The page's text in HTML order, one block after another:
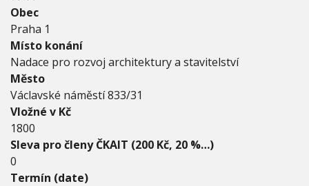
4
.
0
4
.
2
0
1
8
Obec
Praha 1
Místo konání
Nadace pro rozvoj architektury a stavitelství
Město
Václavské náměstí 833/31
Vložné v Kč
1800
Sleva pro členy ČKAIT (200 Kč, 20 %…)
0
Termín (date)